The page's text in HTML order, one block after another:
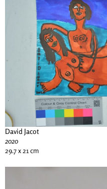
David Jacot
2020
29.7 x 21 cm